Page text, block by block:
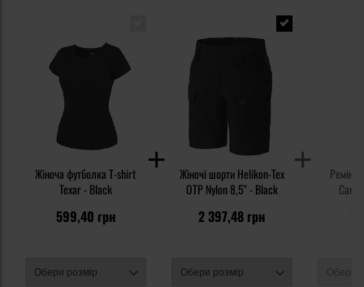
Жіноча футболка T-shirt
Texar - Black
599,40 грн
Жіночі шорти Helikon-Tex
OTP Nylon 8,5" - Black
2 397,48 грн
Ремінь